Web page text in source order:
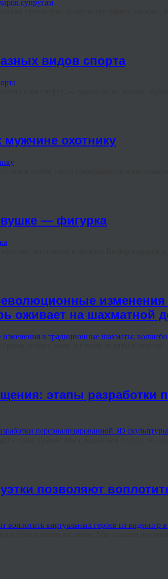
видов спорта
охотнику
— фигурка
оживает на шахматной
этапы разработки
позволяют